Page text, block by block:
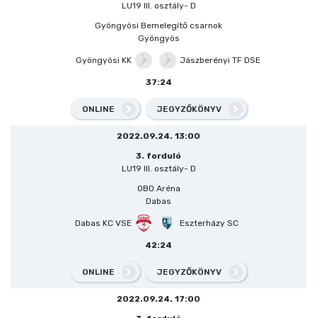
LU19 III. osztály- D
Gyöngyösi Bemelegítő csarnok
Gyöngyös
Gyöngyösi KK Jászberényi TF DSE
37:24
ONLINE JEGYZŐKÖNYV
2022.09.24. 13:00
3. forduló
LU19 III. osztály- D
OBO Aréna
Dabas
Dabas KC VSE Eszterházy SC
42:24
ONLINE JEGYZŐKÖNYV
2022.09.24. 17:00